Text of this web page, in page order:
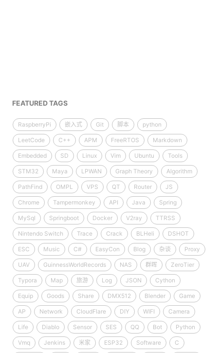
FEATURED TAGS
RaspberryPi 嵌入式 Git 脚本 python
LeetCode C++ APM FreeRTOS Markdown
Embedded SD Linux Vim Ubuntu Tools
STM32 Maya LPWAN Graph Theory Algorithm
PathFind OMPL VPS QT Router JS
Chrome Tampermonkey API Java Spring
MySql Springboot Docker V2ray TTRSS
Nintendo Switch Trace Crack BLHeli DSHOT
ESC Music C# EasyCon Blog 杂谈 Proxy
UAV GuinnessWorldRecords NAS 群晖 ZeroTier
Typora Map 旅游 Log JSON Cython
Equip Goods Share DMX512 Blender Game
AP Network CloudFlare DIY WIFI Camera
Life Diablo Sensor SES QQ Bot Python
Vmq Jenkins 米家 ESP32 Software C